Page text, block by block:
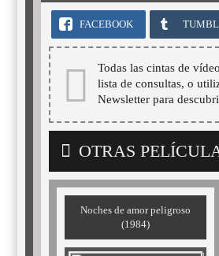
FACEBOOK
Todas las cintas de
lista de consultas, o
Newsletter para
OTRAS
Noches de amor peligroso
(1984)